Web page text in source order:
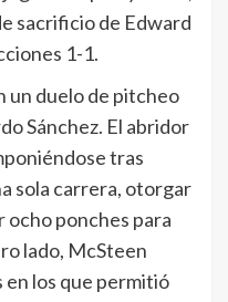
sacrificio de Edward
1-1.
un duelo de pitcheo
Sánchez. El abridor
tras
sola carrera, otorgar
ocho ponches para
lado, McSteen
en los que permitió